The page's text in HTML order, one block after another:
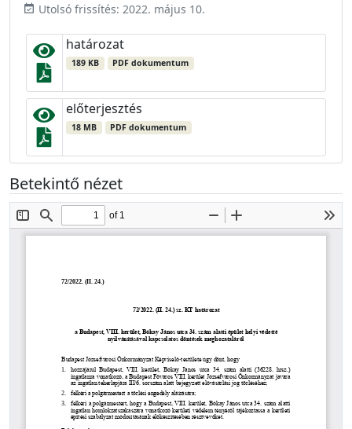
event_available Utolsó frissítés: 2022. május 10.
határozat
189 KB PDF dokumentum
előterjesztés
18 MB PDF dokumentum
Betekintő nézet